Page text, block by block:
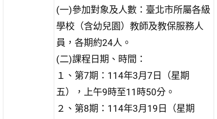
(一)參加對象及人數：臺北市所屬各級
學校（含幼兒園）教師及教保服務人
員，各期約24人。
(二)課程日期、時間：
１、第7期：114年3月7日（星期
五），上午9時至11時50分。
２、第8期：114年3月19日（星期